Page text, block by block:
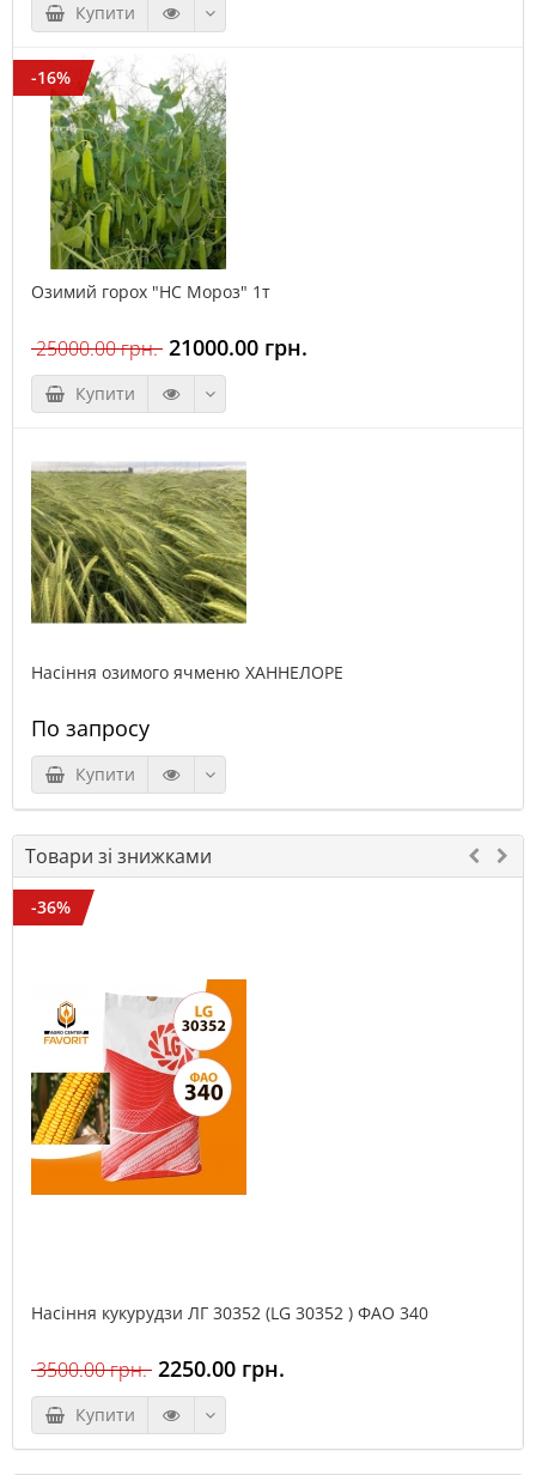
Купити
-16%
Озимий горох "НС Мороз" 1т
25000.00 грн. 21000.00 грн.
Купити
Насіння озимого ячменю ХАННЕЛОРЕ
По запросу
Купити
Товари зі знижками
-36%
Насіння кукурудзи ЛГ 30352 (LG 30352 ) ФАО 340
3500.00 грн. 2250.00 грн.
Купити